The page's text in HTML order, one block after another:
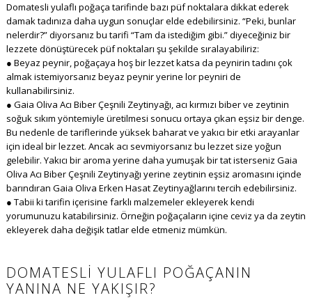
Domatesli yulaflı poğaça tarifinde bazı püf noktalara dikkat ederek
damak tadınıza daha uygun sonuçlar elde edebilirsiniz. “Peki, bunlar
nelerdir?” diyorsanız bu tarifi “Tam da istediğim gibi.” diyeceğiniz bir
lezzete dönüştürecek püf noktaları şu şekilde sıralayabiliriz:
● Beyaz peynir, poğaçaya hoş bir lezzet katsa da peynirin tadını çok
almak istemiyorsanız beyaz peynir yerine lor peyniri de
kullanabilirsiniz.
● Gaia Oliva Acı Biber Çeşnili Zeytinyağı, acı kırmızı biber ve zeytinin
soğuk sıkım yöntemiyle üretilmesi sonucu ortaya çıkan eşsiz bir denge.
Bu nedenle de tariflerinde yüksek baharat ve yakıcı bir etki arayanlar
için ideal bir lezzet. Ancak acı sevmiyorsanız bu lezzet size yoğun
gelebilir. Yakıcı bir aroma yerine daha yumuşak bir tat isterseniz Gaia
Oliva Acı Biber Çeşnili Zeytinyağı yerine zeytinin eşsiz aromasını içinde
barındıran Gaia Oliva Erken Hasat Zeytinyağlarını tercih edebilirsiniz.
● Tabii ki tarifin içerisine farklı malzemeler ekleyerek kendi
yorumunuzu katabilirsiniz. Örneğin poğaçaların içine ceviz ya da zeytin
ekleyerek daha değişik tatlar elde etmeniz mümkün.
DOMATESLI YULAFLI POĞAÇANIN
YANINA NE YAKIŞIR?